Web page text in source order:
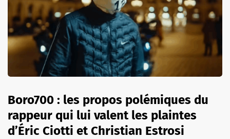
Boro700 : les propos polémiques du
rappeur qui lui valent les plaintes
d’Éric Ciotti et Christian Estrosi